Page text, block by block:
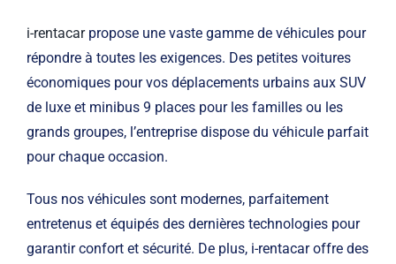
i-rentacarpropose une vaste gamme de véhicules pour
répondre à toutes les exigences. Des petites voitures
économiques pour vos déplacements urbains aux SUV
de luxe et minibus 9 places pour les familles ou les
grands groupes, l’entreprise dispose du véhicule parfait
pour chaque occasion.
Tous nos véhicules sont modernes, parfaitement
entretenus et équipés des dernières technologies pour
garantir confort et sécurité. De plus, i-rentacar offre des